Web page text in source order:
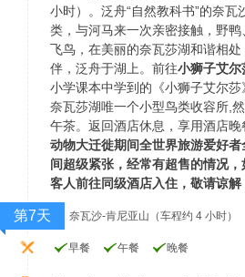
小时）。泛舟“自然教科书”的奈瓦
类，与河马来一次亲密接触，野鸭
飞鸟，在美丽的奈瓦莎湖和谐相
伴，泛舟于湖上。前往小狮子艾尔
小学课本中学到的《小狮子艾尔
奈瓦莎湖唯一个小型鸟类收容所,
午茶。返回酒店休息，享用酒店晚
动物大迁徙期间全世界旅游爱好
间超级紧张，经常有超售的情况
客人前往同级酒店入住，敬请谅解
第7天 奈瓦沙-肯尼亚山（车程约 4 小时）
早餐 午餐 晚餐